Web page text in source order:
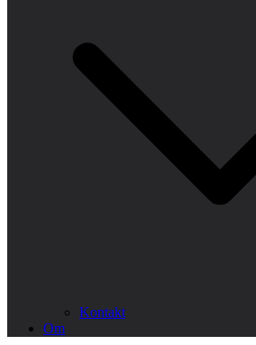
Kontakt
Om